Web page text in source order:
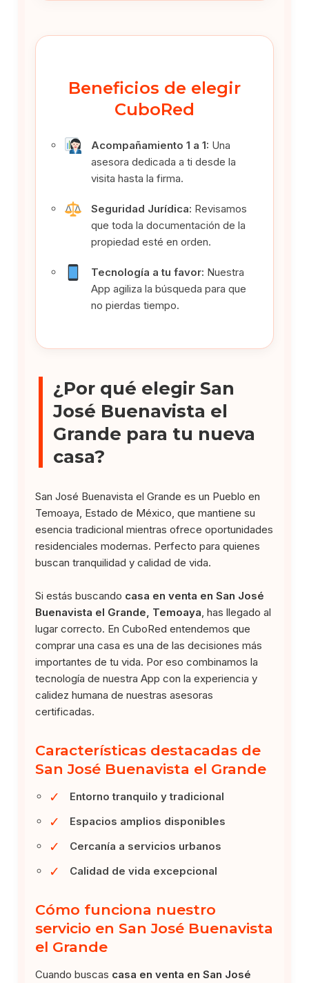
Beneficios de elegir
CuboRed
Acompañamiento 1 a 1: Una
asesora dedicada a ti desde la
visita hasta la firma.
Seguridad Jurídica: Revisamos
que toda la documentación de la
propiedad esté en orden.
Tecnología a tu favor: Nuestra
App agiliza la búsqueda para que
no pierdas tiempo.
¿Por qué elegir San
José Buenavista el
Grande para tu nueva
casa?
San José Buenavista el Grande es un Pueblo en
Temoaya, Estado de México, que mantiene su
esencia tradicional mientras ofrece oportunidades
residenciales modernas. Perfecto para quienes
buscan tranquilidad y calidad de vida.
Si estás buscando casa en venta en San José
Buenavista el Grande, Temoaya , has llegado al
lugar correcto. En CuboRed entendemos que
comprar una casa es una de las decisiones más
importantes de tu vida. Por eso combinamos la
tecnología de nuestra App con la experiencia y
calidez humana de nuestras asesoras
certificadas.
Características destacadas de
San José Buenavista el Grande
✓ Entorno tranquilo y tradicional
✓ Espacios amplios disponibles
✓ Cercanía a servicios urbanos
✓ Calidad de vida excepcional
Cómo funciona nuestro
servicio en San José Buenavista
el Grande
Cuando buscas casa en venta en San José